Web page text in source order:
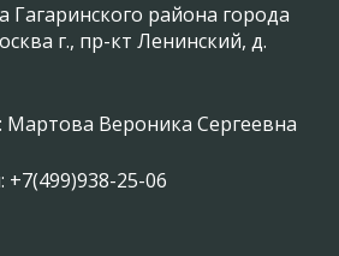
Гагаринского района города
г., пр-кт Ленинский, д.
Мартова Вероника Сергеевна
25-06